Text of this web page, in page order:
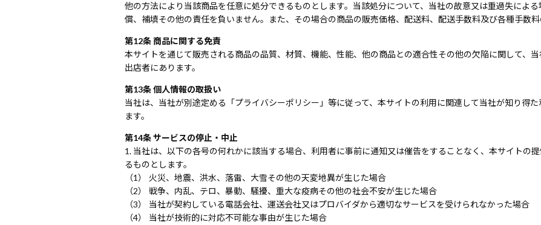
他の方法により当該商品を任意に処分できるものとします。当該処分について、当社の故意又は重過失によ
償、補填その他の責任を負いません。また、その場合の商品の販売価格、配送料、配送手数料及び各種手数料
第12条 商品に関する免責
本サイトを通じて販売される商品の品質、材質、機能、性能、他の商品との適合性その他の欠陥に関して、
出店者にあります。
第13条 個人情報の取扱い
当社は、当社が別途定める「プライバシーポリシー」等に従って、本サイトの利用に関連して当社が知り得
ます。
第14条 サービスの停止・中止
当社は、以下の各号の何れかに該当する場合、利用者に事前に通知又は催告をすることなく、本サイトの
るものとします。
火災、地震、洪水、落雷、大雪その他の天変地異が生じた場合
戦争、内乱、テロ、暴動、騒擾、重大な疫病その他の社会不安が生じた場合
当社が契約している電話会社、運送会社又はプロバイダから適切なサービスを受けられなかった場合
当社が技術的に対応不可能な事由が生じた場合